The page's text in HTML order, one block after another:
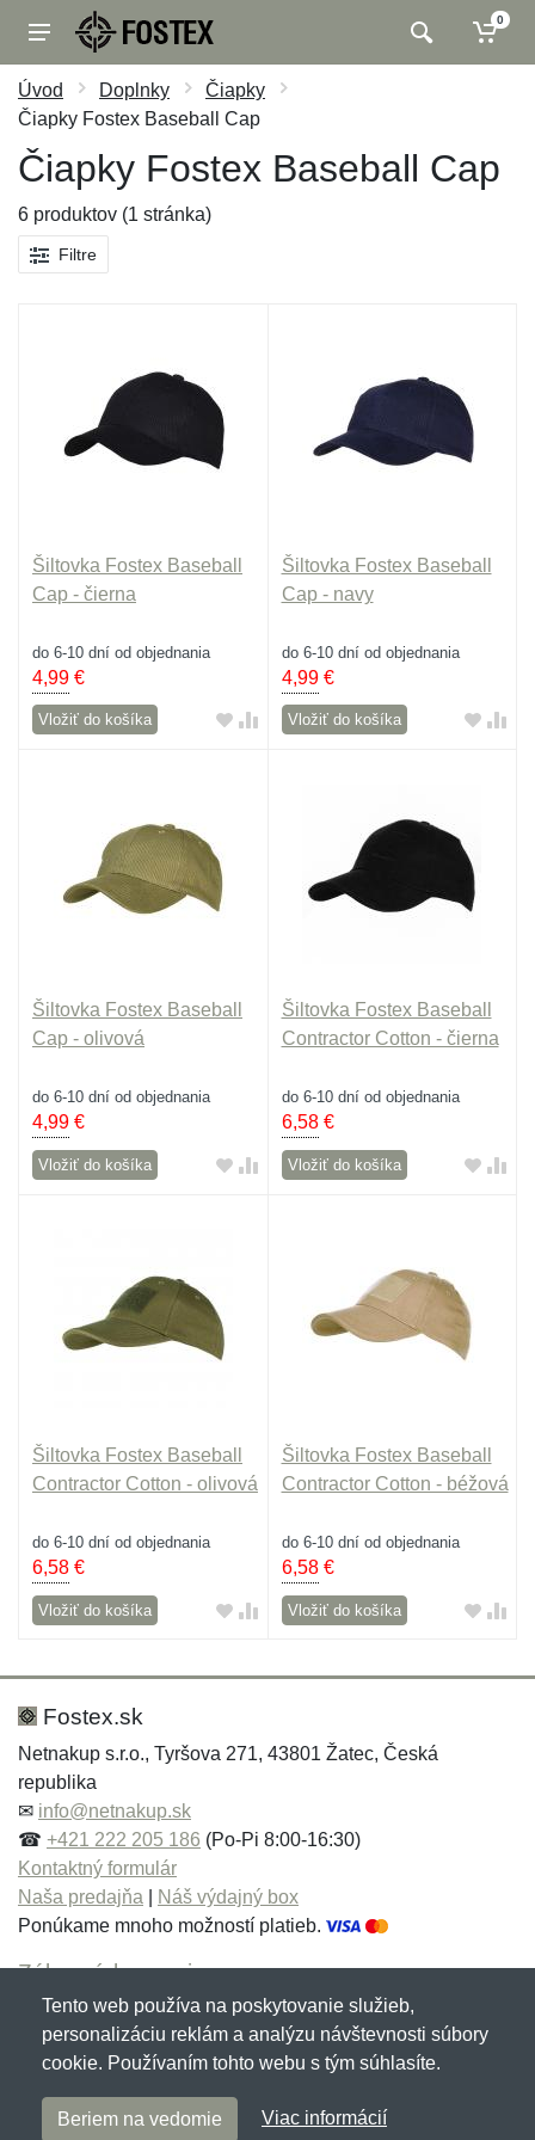
0
Úvod Doplnky
Čiapky
Čiapky Fostex Baseball Cap
Čiapky Fostex Baseball Cap
6 produktov (1 stránka)
Filtre
Šiltovka Fostex Baseball
Cap - čierna
do 6-10 dní od objednania
4,99 €
Vložiť do košíka
Šiltovka Fostex Baseball
Cap - navy
do 6-10 dní od objednania
4,99€
Vložiť do košíka
Šiltovka Fostex Baseball
Cap - olivová
do 6-10 dní od objednania
4,99 €
Vložiť do košíka
Šiltovka Fostex Baseball
Contractor Cotton - čierna
do 6-10 dní od objednania
6,58€
Vložiť do košíka
Šiltovka Fostex Baseball
Contractor Cotton - olivová
do 6-10 dní od objednania
6,58 €
Vložiť do košíka
Šiltovka Fostex Baseball
Contractor Cotton - béžová
do 6-10 dní od objednania
6,58€
Vložiť do košíka
Fostex.sk
Netnakup s.r.o., Tyršova 271, 43801 Žatec, Česká
republika
✉ info@netnakup.sk
☎ +421 222 205 186 (Po-Pi 8:00-16:30)
Kontaktný formulár
Naša predajňa
Náš výdajný box
Ponúkame mnoho možností platieb.
Zákaznícky servis
Novinky emailom
Copyright © 2007-2026 (19 rokov s vami)Netnakup.sk
Tento web používa na poskytovanie služieb,
personalizáciu reklám a analýzu návštevnosti súbory
cookie. Používaním tohto webu s tým súhlasíte.
Beriem na vedomie Viac informácií